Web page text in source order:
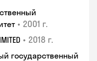
• 2001 г.
• 2018 г.
государственный